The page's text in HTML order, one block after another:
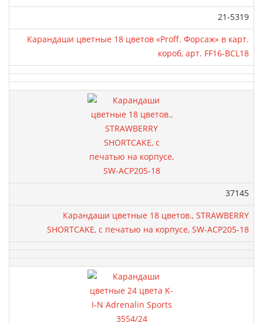
Артикул:
21-5319
Карандаши цветные 18 цветов «Proff. Форсаж» в карт.
короб, арт. FF16-BCL18
Артикул:
37145
Карандаши цветные 18 цветов., STRAWBERRY
SHORTCAKE, с печатью на корпусе, SW-ACP205-18